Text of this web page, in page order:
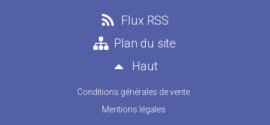
Flux RSS
Plan du site
Haut
Conditions générales de vente
Mentions légales